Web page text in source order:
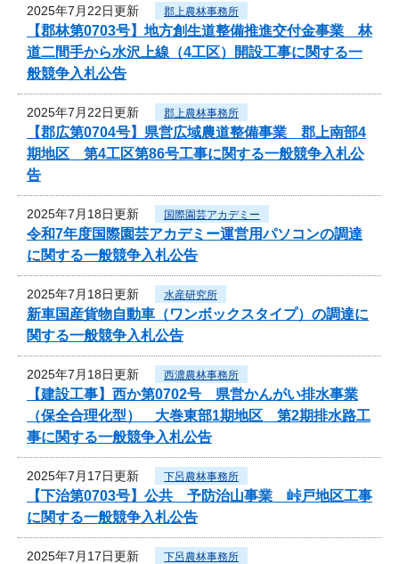
2025年7月22日更新 郡上農林事務所
【郡林第0703号】地方創生道整備推進交付金事業 林
道二間手から水沢上線（4工区）開設工事に関する一
般競争入札公告
2025年7月22日更新 郡上農林事務所
【郡広第0704号】県営広域農道整備事業 郡上南部4
期地区 第4工区第86号工事に関する一般競争入札公
告
2025年7月18日更新 国際園芸アカデミー
令和7年度国際園芸アカデミー運営用パソコンの調達
に関する一般競争入札公告
2025年7月18日更新 水産研究所
新車国産貨物自動車（ワンボックスタイプ）の調達に
関する一般競争入札公告
2025年7月18日更新 西濃農林事務所
【建設工事】西か第0702号 県営かんがい排水事業
（保全合理化型） 大巻東部1期地区 第2期排水路工
事に関する一般競争入札公告
2025年7月17日更新 下呂農林事務所
【下治第0703号】公共 予防治山事業 峠戸地区工事
に関する一般競争入札公告
2025年7月17日更新 下呂農林事務所